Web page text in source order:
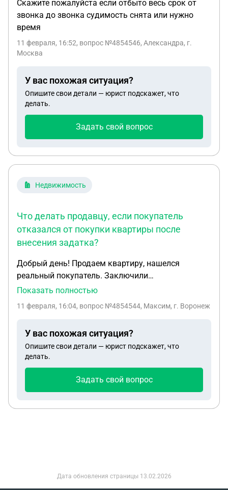
Скажите пожалуйста если отбыто весь срок от
звонка до звонка судимость снята или нужно
время
11 февраля, 16:52, вопрос №4854546, Александра, г.
Москва
У вас похожая ситуация?
Опишите свои детали — юрист подскажет, что
делать.
Задать свой вопрос
Недвижимость
Что делать продавцу, если покупатель
отказался от покупки квартиры после
внесения задатка?
Добрый день! Продаем квартиру, нашелся
реальный покупатель. Заключили
предварительный договор, покупатель передал
договора еще не прошло. Но покупатель
причинам. 1) Задаток остается у нас (продавца),
как изложено в предварительном договоре ? 2)
Какие действия нужно нам (продавцам квартиры)
покупателя или расторжение договора или что то
Показать полностью
11 февраля, 16:04, вопрос №4854544, Максим, г. Воронеж
У вас похожая ситуация?
Опишите свои детали — юрист подскажет, что
делать.
Задать свой вопрос
Дата обновления страницы 13.02.2026